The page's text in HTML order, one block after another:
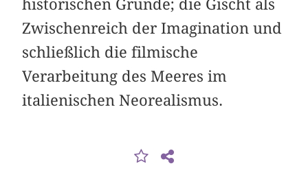
historischen Gründe; die Gischt als
Zwischenreich der Imagination und
schließlich die filmische
Verarbeitung des Meeres im
italienischen Neorealismus.